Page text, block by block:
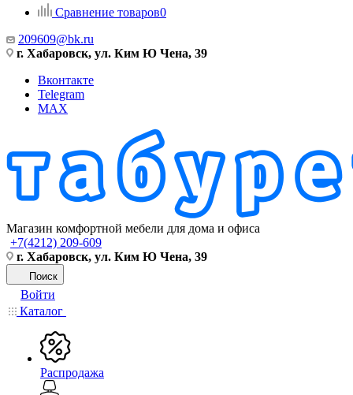
Сравнение товаров0
209609@bk.ru
г. Хабаровск, ул. Ким Ю Чена, 39
Вконтакте
Telegram
MAX
Магазин комфортной мебели для дома и офиса
+7(4212) 209-609
г. Хабаровск, ул. Ким Ю Чена, 39
Поиск
Войти
Каталог
Распродажа